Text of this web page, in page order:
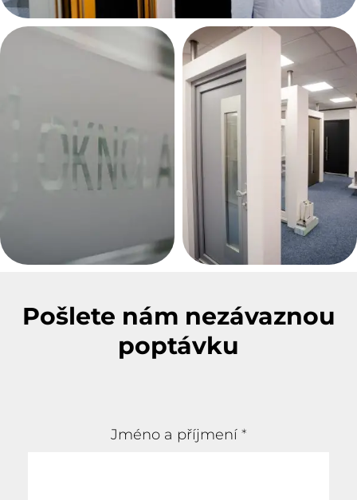
Pošlete nám nezávaznou
poptávku
Jméno a příjmení *